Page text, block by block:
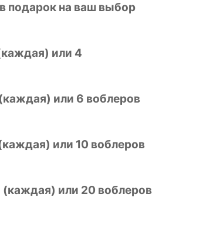
подарок на ваш выбор
или 4
или 6 воблеров
или 10 воблеров
или 20 воблеров